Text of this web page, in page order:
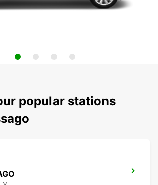
popular stations